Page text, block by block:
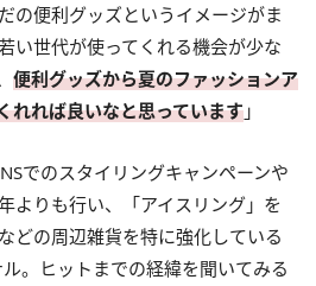
の便利グッズというイメージがま
い世代が使ってくれる機会が少な
便利グッズから夏のファッションア
れれば良いなと思っています 」
でのスタイリングキャンペーンや
よりも行い、「アイスリング」を
どの周辺雑貨を特に強化している
。ヒットまでの経緯を聞いてみる